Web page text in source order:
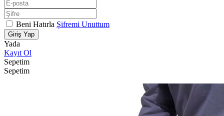
Beni Hatırla Şifremi Unuttum
Giriş Yap
Yada
Kayıt Ol
Sepetim
Sepetim